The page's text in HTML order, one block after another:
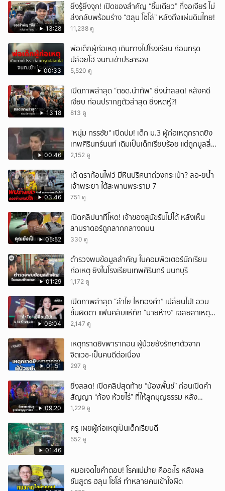
13:28
ยิ่งรู้ยิ่งจุก! เปิดของสำคัญ “ชิ้นเดียว” ที่จอเจียร์ ไม่
ส่งกลับพร้อมร่าง “ฮลุน โซโล่” หลังถึงแผ่นดินไทย!
11,238 ดู
00:33
พ่อเด็กผู้ก่อเหตุ เดินทางไปโรงเรียน ก่อนทรุด
ปล่อยโฮ จนท.เข้าประครอง
5,520 ดู
13:18
เปิดภาพล่าสุด “ตชด.นำทัพ” ยิ่งน่าสลด! หลังคดี
เงียบ ก่อนปรากฎตัวล่าสุด ยิ่งหดหู่?!
813 ดู
00:46
"หนุ่ม กรรชัย" เปิดปม! เด็ก ม.3 ผู้ก่อเหตุกราดยิง
เทพศิรินทร์นนท์ เดิมเป็นเด็กเรียบร้อย แต่ถูกบูลลี่
หนัก คาดแรงกดดันสะสมกลายเป็นแรงแค้น จนก่อ
2,152 ดู
03:46
เต้ ดราก้อนไฟว์ มีหินปริศนาถ่วงกระเป๋า? ลอ-ยน้ำ
เจ้าพระยา ใต้สะพานพระราม 7
751 ดู
05:52
เปิดคลิปนาทีโหด! เจ้าของสุนัขรับไม่ได้ หลังเห็น
ลาบราดอร์ถูกลากกลางถนน
330 ดู
01:29
ตำรวจพบข้อมูลสำคัญ ในคอมพิวเตอร์นักเรียน
ก่อเหตุ ยิงในโรงเรียนเทพศิรินทร์ นนทบุรี
1,172 ดู
06:04
เปิดภาพล่าสุด “ลำไย ไหทองคำ” เปลี่ยนไป! อวบ
ขึ้นผิดตา แฟนคลับแห่ทัก “นายห้าง” เฉลยสาเหตุ
ชัด!
2,147 ดู
01:51
เหตุกราดยิvพารากอน ผู้ป่วยยังรักษาตัวจาก
จิตเวช-เป็นคนดีต่อเนื่อง
297 ดู
09:20
ยิ่งสลด! เปิดคลิปสุดท้าย “น้องพั้นช์” ก่อนเปิดคำ
สัญญา “ก้อง ห้วยไร่” ที่ให้ลูกบุญธรรม หลัง
ลาโลก!
1,229 ดู
01:46
ครู เผยผู้ก่อเหตุเป็นเด็กเรียนดี
552 ดู
หมอเจดไขคำตอบ! โรคแม่ม่าย คืออะไร หลังผล
ชันสูตร ฮลุน โซโล่ ทำหลายคนเข้าใจผิด